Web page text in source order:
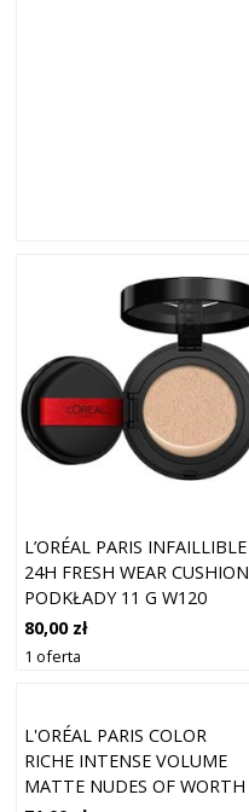
L’ORÉAL PARIS INFAILLIBLE
24H FRESH WEAR CUSHION
PODKŁADY 11 G W120
80,00 zł
1 oferta
L'ORÉAL PARIS COLOR
RICHE INTENSE VOLUME
MATTE NUDES OF WORTH